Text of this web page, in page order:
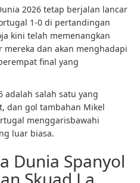
2026 tetap berjalan lancar
1-0 di pertandingan
kini telah memenangkan
dan akan menghadapi
final yang
adalah salah satu yang
dan gol tambahan Mikel
menggarisbawahi
luar biasa.
Dunia Spanyol